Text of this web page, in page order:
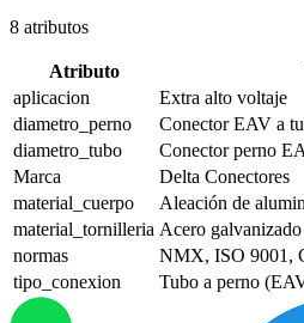
8 atributos
Atributo
aplicacion
Extra alto voltaje
diametro_perno
Conector EAV a
diametro_tubo
Conector perno
Marca
Delta Conectores
material_cuerpo
Aleación de
material_tornilleria Acero galvanizado
normas
NMX, ISO 9001,
tipo_conexion
Tubo a perno